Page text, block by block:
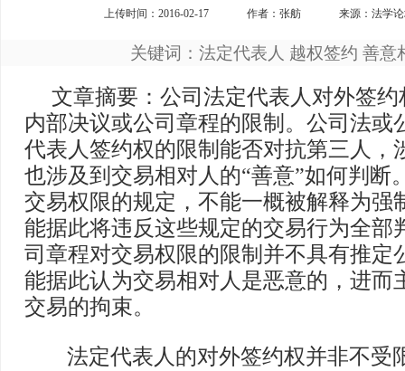
上传时间：2016-02-17 作者：张舫 来源：法学
关键词：法定代表人 越权签约 善意
文章摘要：公司法定代表人对外签
内部决议或公司章程的限制。公司法或
代表人签约权的限制能否对抗第三人，
也涉及到交易相对人的“善意”如何判断
交易权限的规定，不能一概被解释为强
能据此将违反这些规定的交易行为全部
司章程对交易权限的限制并不具有推定
能据此认为交易相对人是恶意的，进而
交易的拘束。
法定代表人的对外签约权并非不受